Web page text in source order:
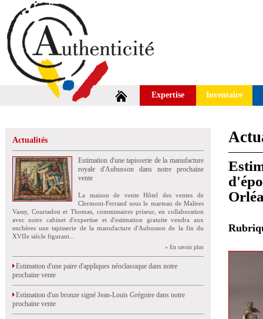
Expertise Inventaire
Actualités
Estimation d'une tapisserie de la manufacture
royale d'Aubusson dans notre prochaine
vente
La maison de vente Hôtel des ventes de
Clermont-Ferrand sous le marteau de Maîtres
Vassy, Courtadon et Thomas, commissaires priseur, en collaboration
avec notre cabinet d'expertise et d'estimation gratuite vendra aux
enchères une tapisserie de la manufacture d'Aubusson de la fin du
XVIIe siècle figurant...
» En savoir plus
Estimation d'une paire d'appliques néoclassique dans notre
prochaine vente
Estimation d'un bronze signé Jean-Louis Grégoire dans notre
prochaine vente